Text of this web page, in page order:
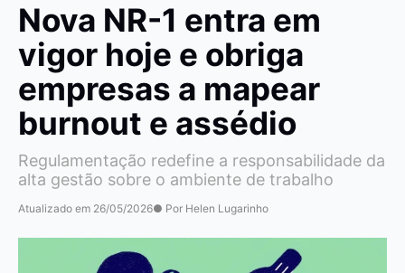
Nova NR-1 entra em
vigor hoje e obriga
empresas a mapear
burnout e assédio
Regulamentação redefine a responsabilidade da
alta gestão sobre o ambiente de trabalho
Atualizado em 26/05/2026● Por Helen Lugarinho